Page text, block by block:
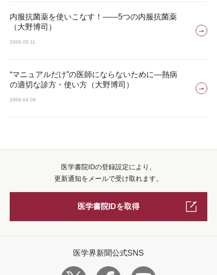
内服抗菌薬を使いこなす！――5つの内服抗菌薬
（大野博司）
2009.05.11
“マニュアルだけ”の医師にならないために―熱病
の適切な診方・使い方（大野博司）
2009.04.06
医学書院IDの登録設定により、
更新通知をメールで受け取れます。
医学書院IDを取得
医学界新聞公式SNS